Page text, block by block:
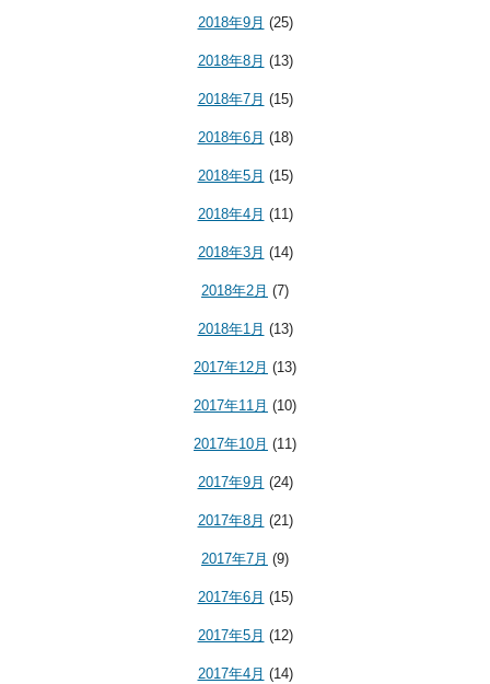
2018年9月 (25)
2018年8月 (13)
2018年7月 (15)
2018年6月 (18)
2018年5月 (15)
2018年4月 (11)
2018年3月 (14)
2018年2月 (7)
2018年1月 (13)
2017年12月 (13)
2017年11月 (10)
2017年10月 (11)
2017年9月 (24)
2017年8月 (21)
2017年7月 (9)
2017年6月 (15)
2017年5月 (12)
2017年4月 (14)